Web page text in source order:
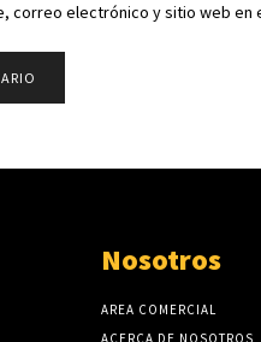
correo electrónico y sitio web
Nosotros
AREA COMERCIAL
ACERCA DE NOSOTROS